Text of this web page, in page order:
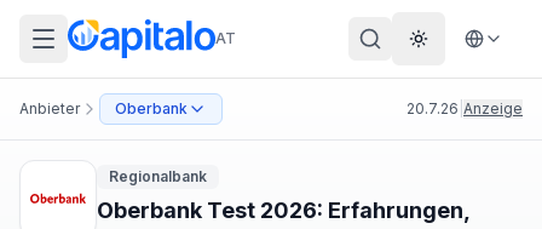
AT Theme
Anbieter Oberbank 20.7.26 Anzeige
Regionalbank
Oberbank Test 2026: Erfahrungen,